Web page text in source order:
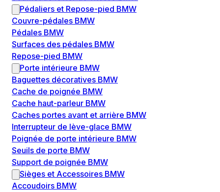
Pédaliers et Repose-pied BMW
Couvre-pédales BMW
Pédales BMW
Surfaces des pédales BMW
Repose-pied BMW
Porte intérieure BMW
Baguettes décoratives BMW
Cache de poignée BMW
Cache haut-parleur BMW
Caches portes avant et arrière BMW
Interrupteur de lève-glace BMW
Poignée de porte intérieure BMW
Seuils de porte BMW
Support de poignée BMW
Sièges et Accessoires BMW
Accoudoirs BMW